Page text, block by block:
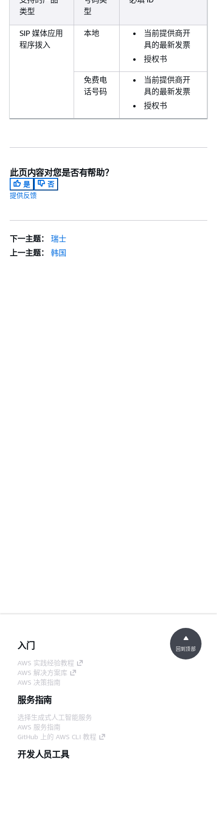
类型
型
SIP 媒体应用
程序拨入
本地
当前提供商开
具的最新发票
授权书
免费电
话号码
当前提供商开
具的最新发票
授权书
此页内容对您是否有帮助？
是
否
提供反馈
下一主题：
瑞士
上一主题：
韩国
入门
AWS 实践经验教程
AWS 解决方案库
AWS 决策指南
服务指南
选择生成式人工智能服务
AWS 服务指南
GitHub 上的 AWS CLI 教程
开发人员工具
回到顶部